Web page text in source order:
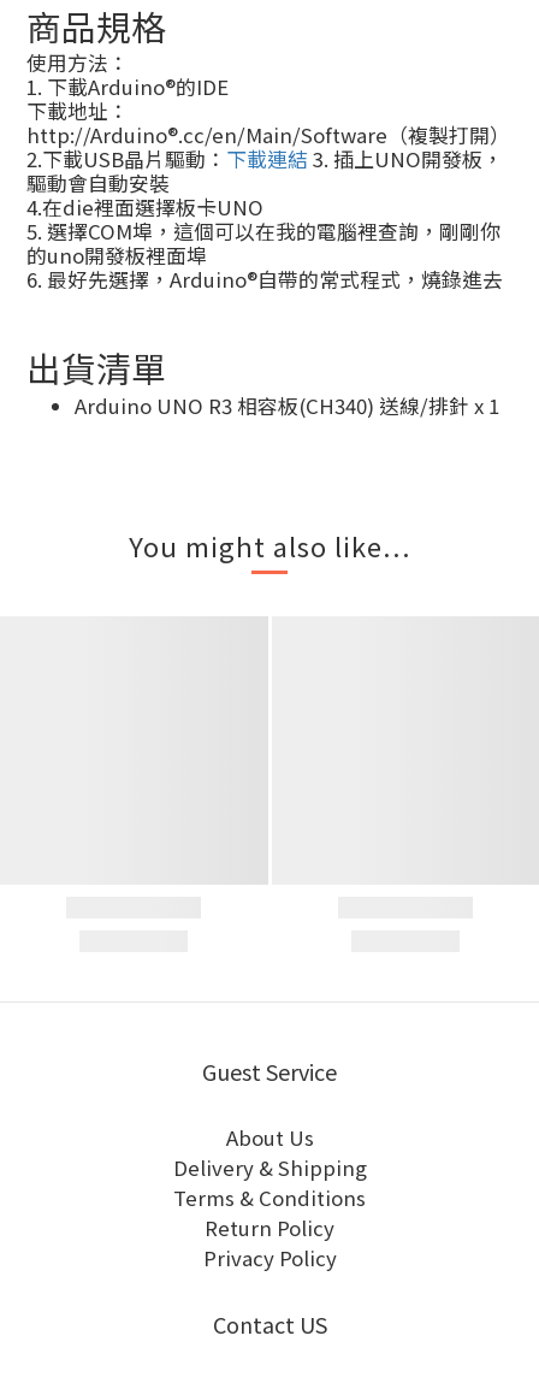
商品規格
使用方法：
1. 下載Arduino®的IDE
下載地址：
http://Arduino®.cc/en/Main/Software（複製打開）
2.下載USB晶片驅動： 下載連結 3. 插上UNO開發板，
驅動會自動安裝
4.在die裡面選擇板卡UNO
5. 選擇COM埠，這個可以在我的電腦裡查詢，剛剛你
的uno開發板裡面埠
6. 最好先選擇，Arduino®自帶的常式程式，燒錄進去
出貨清單
Arduino UNO R3 相容板(CH340) 送線/排針 x 1
You might also like...
Guest Service
About Us
Delivery & Shipping
Terms & Conditions
Return Policy
Privacy Policy
Contact US